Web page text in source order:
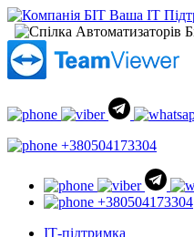
+380504173304
+380504173304
ІТ-підтримка